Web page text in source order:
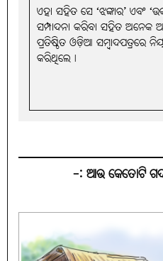
ଏହା ସହିତ ସେ ‘ଝଙ୍କାର’ ଏବଂ
ସମ୍ପାଦନା କରିବା ସହିତ ଅନେକ
ପ୍ରତିଷ୍ଠିତ ଓଡ଼ିଆ ସମ୍ବାଦପତ୍ରରେ
କରିଥିଲେ।
-: ଆଉ କେତୋଟି